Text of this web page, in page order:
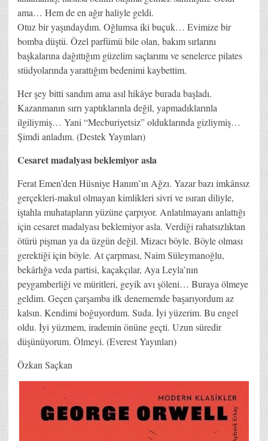
ama… Hem de en ağır haliyle geldi.
Otuz bir yaşındaydım. Oğlumsa iki buçuk… Evimize bir
bomba düştü. Özel parfümü bile olan, bakım sırlarını
başkalarına dağıttığım güzelim saçlarımı ve senelerce pilates
stüdyolarında yarattığım bedenimi kaybettim.
Her şey bitti sandım ama asıl hikâye burada başladı.
Kazanmanın sırrı yaptıklarınla değil, yapmadıklarınla
ilgiliymiş… Yani “Mecburiyetsiz” olduklarında gizliymiş…
Şimdi anladım. (Destek Yayınları)
Cesaret madalyası beklemiyor asla
Ferat Emen’den Hüsniye Hanım’ın Ağzı. Yazar bazı imkânsız
gerçekleri-makul olmayan kimlikleri sivri ve ısıran diliyle,
iştahla muhatapların yüzüne çarpıyor. Anlatılmayanı anlattığı
için cesaret madalyası beklemiyor asla. Verdiği rahatsızlıktan
ötürü pişman ya da üzgün değil. Mizacı böyle. Böyle olması
gerektiği için böyle. At çarpması, Naim Süleymanoğlu,
bekârlığa veda partisi, kaçakçılar, Aya Leyla’nın
peygamberliği ve müritleri, geyik avı şöleni… Buraya ölmeye
geldim. Geçen çarşamba ilk denememde başarıyordum az
kalsın. Kendimi boğuyordum. Suda. İyi yüzerim. Bu engel
oldu. İyi yüzmem, irademin önüne geçti. Uzun süredir
düşünüyorum. Ölmeyi. (Everest Yayınları)
Özkan Saçkan